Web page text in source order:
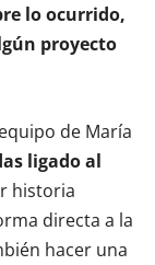
lo ocurrido,
proyecto
de María
ligado al
historia
directa a la
hacer una